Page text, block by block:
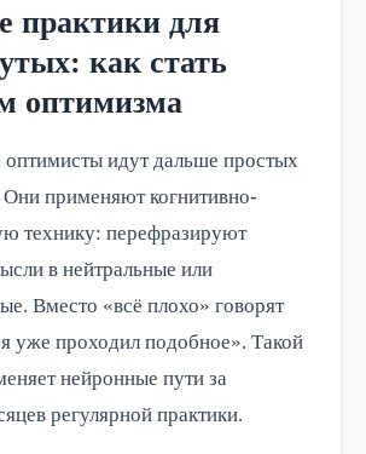
практики для
как стать
оптимизма
идут дальше простых
применяют когнитивно-
технику: перефразируют
в нейтральные или
Вместо «всё плохо» говорят
я уже проходил подобное». Такой
нейронные пути за
регулярной практики.